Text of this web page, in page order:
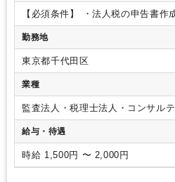
【必須条件】 ・法人税の申告書作
件】・税理士科目合格者
勤務地
東京都千代田区
業種
監査法人・税理士法人・コンサル
所）
給与・待遇
時給 1,500円 〜 2,000円